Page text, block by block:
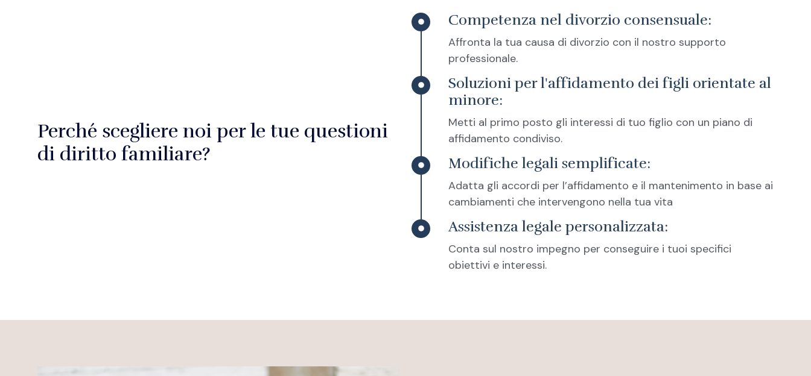
Perché scegliere noi per le tue questioni
di diritto familiare?
Competenza nel divorzio consensuale:
Affronta la tua causa di divorzio con il nostro supporto
professionale.
Soluzioni per l'affidamento dei figli orientate al
minore:
Metti al primo posto gli interessi di tuo figlio con un piano di
affidamento condiviso.
Modifiche legali semplificate:
Adatta gli accordi per l’affidamento e il mantenimento in base ai
cambiamenti che intervengono nella tua vita
Assistenza legale personalizzata:
Conta sul nostro impegno per conseguire i tuoi specifici
obiettivi e interessi.